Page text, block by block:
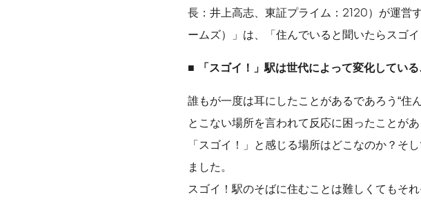
ドラ
CMギ
メディ
長：井上高志、東証プライム：2120）が運
ームズ）」は、「住んでいると聞いたらスゴ
■ 「スゴイ！」駅は世代によって変化してい
誰もが一度は耳にしたことがあるであろう“住
とこない場所を言われて反応に困ったことが
「スゴイ！」と感じる場所はどこなのか？そ
ました。
スゴイ！駅のそばに住むことは難しくてもそ